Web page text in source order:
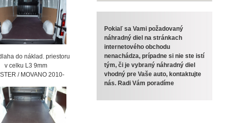
Pokiaľ sa Vami požadovaný
náhradný diel na stránkach
internetového obchodu
nenachádza, prípadne si nie ste istí
tým, či je vybraný náhradný diel
vhodný pre Vaše auto, kontaktujte
nás. Radi Vám poradíme
do náklad. priestoru
L3 9mm
/ MOVANO 2010-